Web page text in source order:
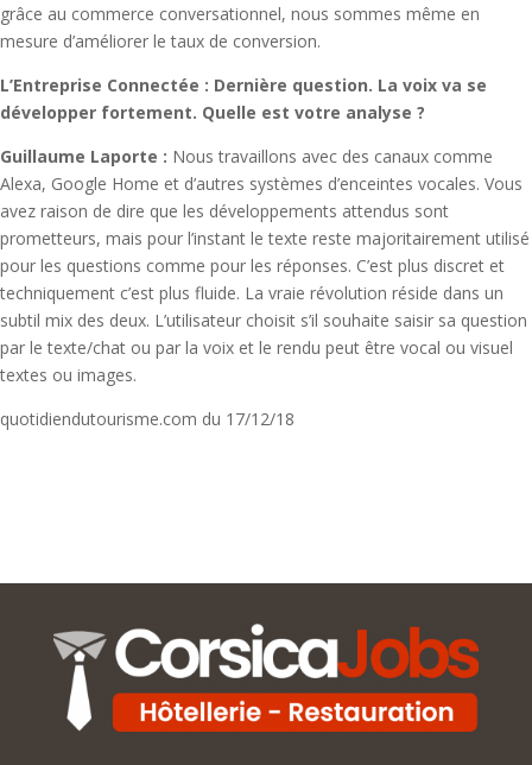
grâce au commerce conversationnel, nous sommes même en
mesure d’améliorer le taux de conversion.
L’Entreprise Connectée : Dernière question. La voix va se
développer fortement. Quelle est votre analyse ?
Guillaume Laporte : Nous travaillons avec des canaux comme
Alexa, Google Home et d’autres systèmes d’enceintes vocales. Vous
avez raison de dire que les développements attendus sont
prometteurs, mais pour l’instant le texte reste majoritairement utilisé
pour les questions comme pour les réponses. C’est plus discret et
techniquement c’est plus fluide. La vraie révolution réside dans un
subtil mix des deux. L’utilisateur choisit s’il souhaite saisir sa question
par le texte/chat ou par la voix et le rendu peut être vocal ou visuel
textes ou images.
quotidiendutourisme.com du 17/12/18